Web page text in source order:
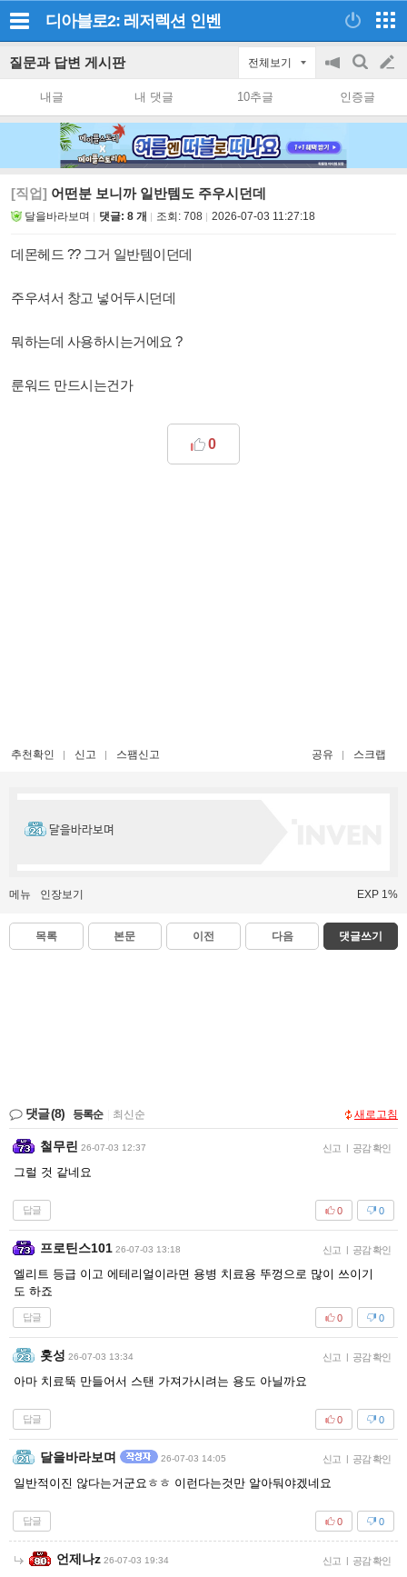
디아블로2: 레저렉션 인벤
질문과 답변 게시판 전체보기
공
on/off
검
색
글
쓰
내글 내 댓글 10추글 인증글
[직업] 어떤분 보니까 일반템도 주우시던데
달을바라보며 댓글: 8 개 조회: 708 2026-07-03 11:27:18
데몬헤드 ?? 그거 일반템이던데
주우셔서 창고 넣어두시던데
뭐하는데 사용하시는거에요 ?
룬워드 만드시는건가
0
추천확인 신고 스팸신고 공유 스크랩
달을바라보며
메뉴 인장보기 EXP 1%
목록 본문 이전 다음 댓글쓰기
댓글(8) 등록순 최신순 새로고침
철무린 26-07-03 12:37 신고 | 공감 확인
그럴 것 같네요
답글 0
0
프로틴스101 26-07-03 13:18 신고 | 공감 확인
엘리트 등급 이고 에테리얼이라면 용병 치료용 뚜껑으로 많이 쓰이기
도 하죠
답글 0
0
홋성 26-07-03 13:34 신고 | 공감 확인
아마 치료뚝 만들어서 스탠 가져가시려는 용도 아닐까요
답글 0
0
달을바라보며 26-07-03 14:05 신고 | 공감 확인
일반적이진 않다는거군요ㅎㅎ 이런다는것만 알아둬야겠네요
답글 0
0
언제나z 26-07-03 19:34 신고 | 공감 확인